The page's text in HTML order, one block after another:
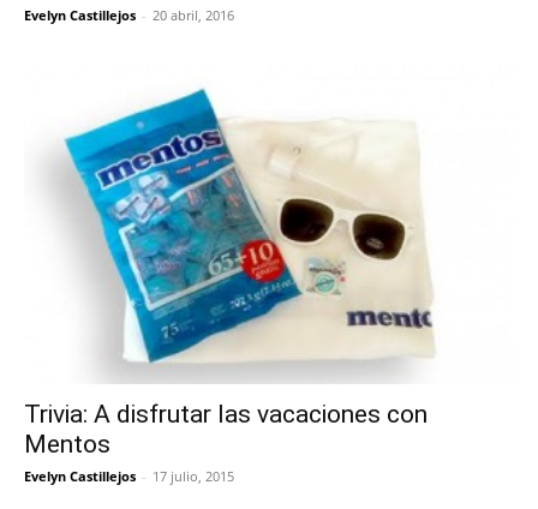
Evelyn Castillejos - 20 abril, 2016
Trivia: A disfrutar las vacaciones con
Mentos
Evelyn Castillejos - 17 julio, 2015